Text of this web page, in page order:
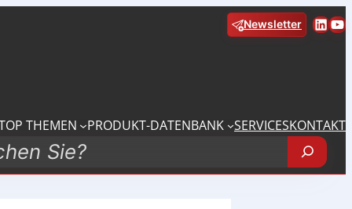
Newsletter
THEMEN PRODUKT-DATENBANK SERVICESKONTAKT